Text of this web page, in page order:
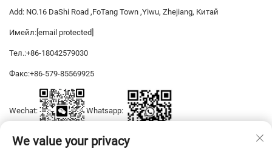
Add: NO.16 DaShi Road ,FoTang Town ,Yiwu, Zhejiang, Китай
Имейл:[email protected]
Тел.:+86-18042579030
Факс:+86-579-85569925
Wechat: Whatsapp:
We value your privacy